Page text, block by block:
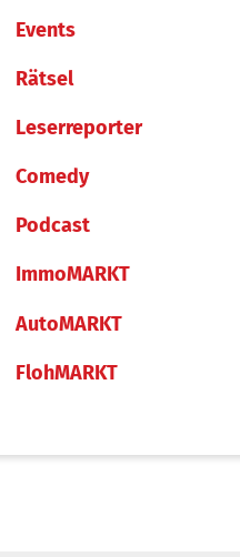
Events
Rätsel
Leserreporter
Comedy
Podcast
ImmoMARKT
AutoMARKT
FlohMARKT